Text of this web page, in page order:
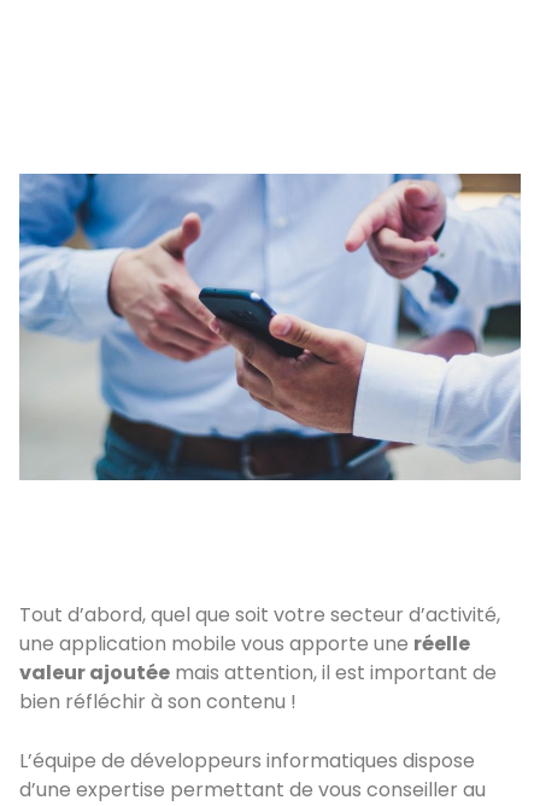
Tout d’abord, quel que soit votre secteur d’activité,
une application mobile vous apporte une réelle
valeur ajoutée mais attention, il est important de
bien réfléchir à son contenu !
L’équipe de développeurs informatiques dispose
d’une expertise permettant de vous conseiller au